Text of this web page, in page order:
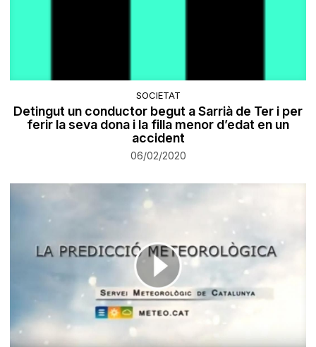
SOCIETAT
Detingut un conductor begut a Sarrià de Ter i per
ferir la seva dona i la filla menor d’edat en un
accident
06/02/2020